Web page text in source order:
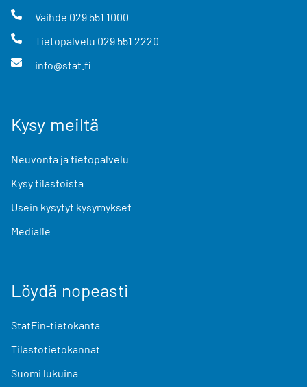
Vaihde 029 551 1000
Tietopalvelu 029 551 2220
info@stat.fi
Kysy meiltä
Neuvonta ja tietopalvelu
Kysy tilastoista
Usein kysytyt kysymykset
Medialle
Löydä nopeasti
StatFin-tietokanta
Tilastotietokannat
Suomi lukuina